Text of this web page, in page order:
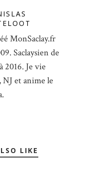
MonSaclay.fr
Saclaysien de
2016. Je vie
et anime le
LIKE